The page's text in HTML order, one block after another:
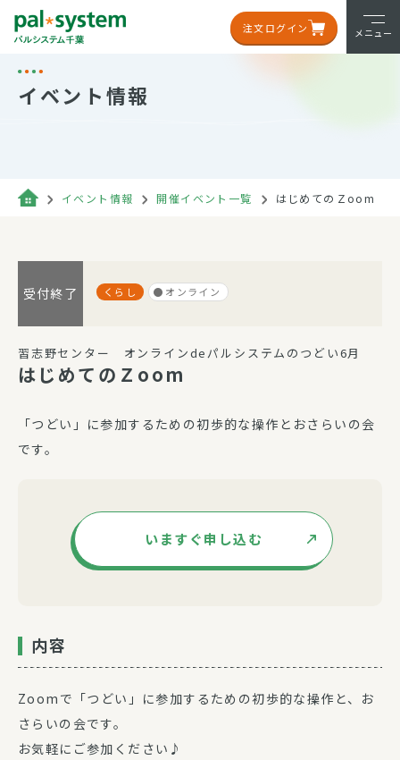
注文ログイン メニュー
イベント情報
イベント情報 開催イベント一覧 はじめてのＺoom
受付終了 くらし オンライン
習志野センター オンラインdeパルシステムのつどい6月
はじめてのＺoom
「つどい」に参加するための初歩的な操作とおさらいの会
です。
いますぐ申し込む
内容
Zoomで「つどい」に参加するための初歩的な操作と、お
さらいの会です。
お気軽にご参加ください♪